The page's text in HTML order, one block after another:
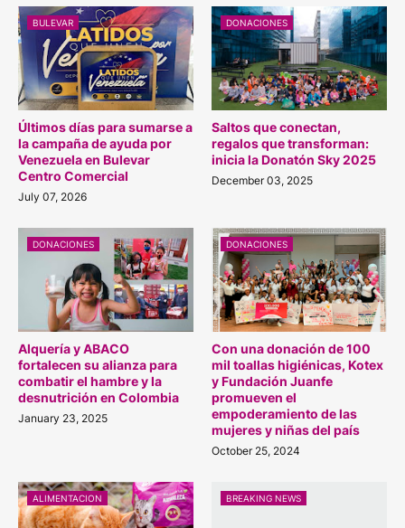
BULEVAR
Últimos días para sumarse a
la campaña de ayuda por
Venezuela en Bulevar
Centro Comercial
July 07, 2026
DONACIONES
Saltos que conectan,
regalos que transforman:
inicia la Donatón Sky 2025
December 03, 2025
DONACIONES
Alquería y ABACO
fortalecen su alianza para
combatir el hambre y la
desnutrición en Colombia
January 23, 2025
DONACIONES
Con una donación de 100
mil toallas higiénicas, Kotex
y Fundación Juanfe
promueven el
empoderamiento de las
mujeres y niñas del país
October 25, 2024
ALIMENTACION BREAKING NEWS